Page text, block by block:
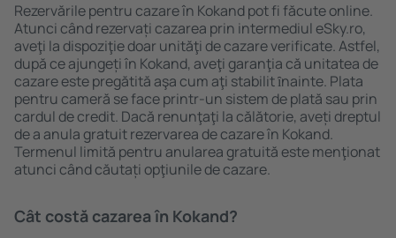
Rezervările pentru cazare în Kokand pot fi făcute online.
Atunci când rezervați cazarea prin intermediul eSky.ro,
aveţi la dispoziţie doar unităţi de cazare verificate. Astfel,
după ce ajungeți în Kokand, aveţi garanţia că unitatea de
cazare este pregătită aşa cum aţi stabilit ȋnainte. Plata
pentru cameră se face printr-un sistem de plată sau prin
cardul de credit. Dacă renunţaţi la călătorie, aveți dreptul
de a anula gratuit rezervarea de cazare în Kokand.
Termenul limită pentru anularea gratuită este menţionat
atunci când căutați opţiunile de cazare.
Cât costă cazarea în Kokand?